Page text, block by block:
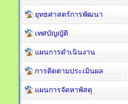
ยุทธศาสตร์การพัฒนา
เทศบัญญัติ
แผนการดำเนินงาน
การติดตามประเมินผล
แผนการจัดหาพัสดุ